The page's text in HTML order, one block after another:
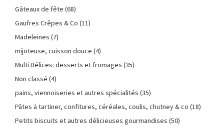
Gâteaux de fête (68)
Gaufres Crêpes & Co (11)
Madeleines (7)
mijoteuse, cuisson douce (4)
Multi Délices: desserts et fromages (35)
Non classé (4)
pains, viennoiseries et autres spécialités (35)
Pâtes à tartiner, confitures, céréales, coulis, chutney & co (18)
Petits biscuits et autres délicieuses gourmandises (50)